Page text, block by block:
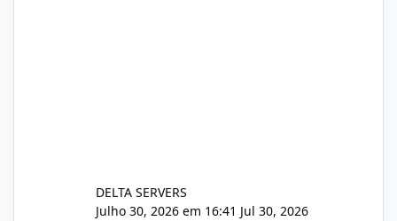
DELTA SERVERS
Julho 30, 2026 em 16:41 Jul 30, 2026